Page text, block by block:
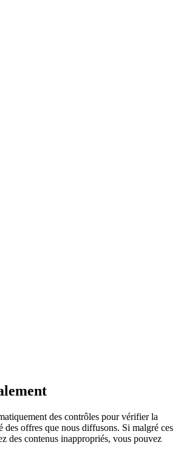
des contrôles pour vérifier la
des offres que nous diffusons. Si malgré ces
des contenus inappropriés, vous pouvez